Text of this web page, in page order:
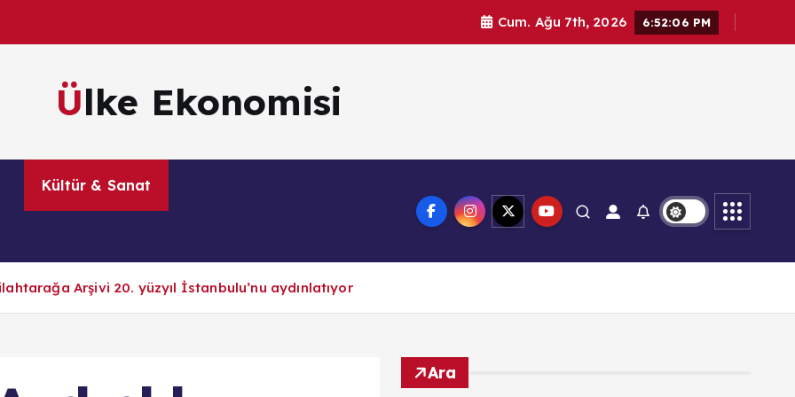
Cum. Ağu 7th, 2026 6:52:07 PM
Ülke Ekonomisi
Kültür & Sanat
Arşivi 20. yüzyıl İstanbulu’nu aydınlatıyor
Ara